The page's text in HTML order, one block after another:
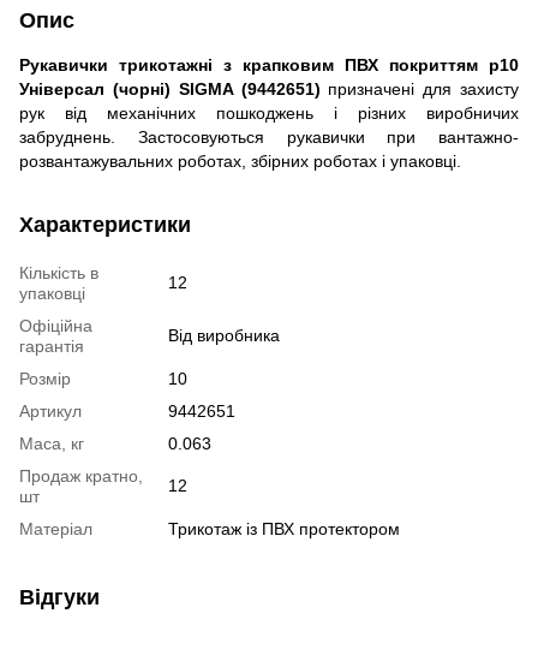
Опис
Рукавички трикотажні з крапковим ПВХ покриттям р10
Універсал (чорні) SIGMA (9442651) призначені для захисту
рук від механічних пошкоджень і різних виробничих
забруднень. Застосовуються рукавички при вантажно-
розвантажувальних роботах, збірних роботах і упаковці.
Характеристики
Кількість в
упаковці
12
Офіційна
гарантія
Від виробника
Розмір
10
Артикул
9442651
Маса, кг
0.063
Продаж кратно,
шт
12
Матеріал Трикотаж із ПВХ протектором
Відгуки